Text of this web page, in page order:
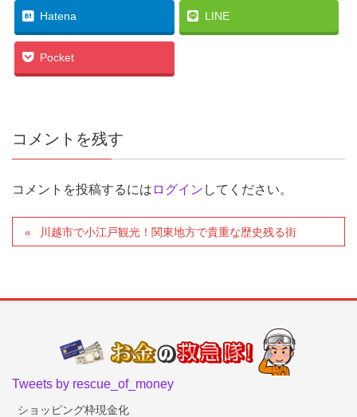
Hatena LINE
Pocket
コメントを残す
コメントを投稿するには ログイン してください。
川越市で小江戸観光！関東地方で貴重な歴史残る街
Tweets by rescue_of_money
ショッピング枠現金化